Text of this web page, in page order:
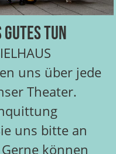
Gutes tun
uns über jede
Theater.
uns bitte an
können